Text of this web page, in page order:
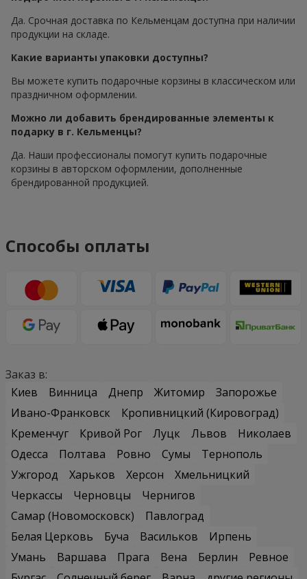
Да. Срочная доставка по Кельменцам доступна при наличии
продукции на складе.
Какие варианты упаковки доступны?
Вы можете купить подарочные корзины в классическом или
праздничном оформлении.
Можно ли добавить брендированные элементы к
подарку в г. Кельменцы?
Да. Наши профессионалы помогут купить подарочные
корзины в авторском оформлении, дополненные
брендированной продукцией.
Способы оплаты
Заказ в:
Киев
Винница Днепр Житомир
Запорожье
Ивано-Франковск
Кропивницкий (Кировоград)
Кременчуг
Кривой Рог Луцк Львов
Николаев
Одесса
Полтава Ровно Сумы
Тернополь
Ужгород
Харьков Херсон
Хмельницкий
Черкассы
Черновцы
Чернигов
Самар (Новомосковск)
Павлоград
Белая Церковь
Буча Васильков
Ирпень
Умань
Варшава Прага Вена Берлин
Ревное